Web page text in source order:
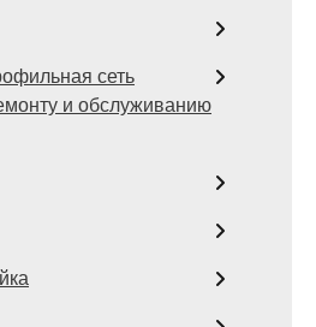
сеть
и обслуживанию